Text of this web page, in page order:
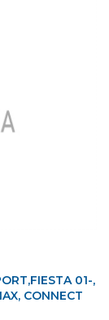
01-,
CONNECT